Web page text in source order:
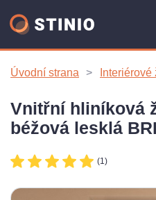
Úvodní strana
Vnitřní hliníková
béžová lesklá
(1)